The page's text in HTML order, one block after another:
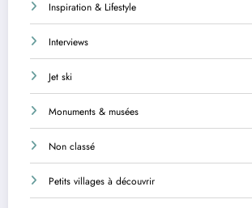
Inspiration & Lifestyle
Interviews
Jet ski
Monuments & musées
Non classé
Petits villages à découvrir